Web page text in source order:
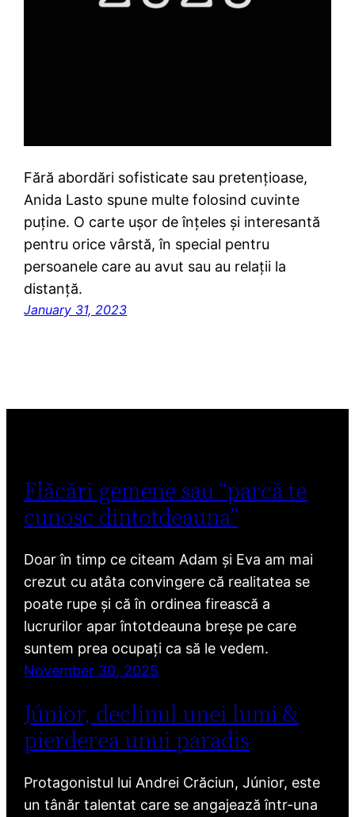
Fără abordări sofisticate sau pretențioase,
Anida Lasto spune multe folosind cuvinte
puține. O carte ușor de înțeles și interesantă
pentru orice vârstă, în special pentru
persoanele care au avut sau au relații la
distanță.
January 31, 2023
Flăcări gemene sau “parcă te
cunosc dintotdeauna”
Doar în timp ce citeam Adam și Eva am mai
crezut cu atâta convingere că realitatea se
poate rupe și că în ordinea firească a
lucrurilor apar întotdeauna breșe pe care
suntem prea ocupați ca să le vedem.
November 30, 2025
Júnior, declinul unei lumi &
pierderea unui paradis
Protagonistul lui Andrei Crăciun, Júnior, este
un tânăr talentat care se angajează într-una